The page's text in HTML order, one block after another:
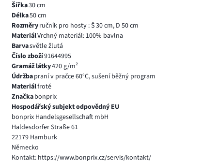
Šířka30 cm
Délka50 cm
Rozměryručník pro hosty : Š 30 cm, D 50 cm
MateriálVrchný materiál: 100% bavlna
Barvasvětle žlutá
Číslo zboží91644995
Gramáž látky420 g/m²
Údržbapraní v pračce 60°C, sušení běžný program
Materiálfroté
Značkabonprix
Hospodářský subjekt odpovědný EU
bonprix Handelsgesellschaft mbH
Haldesdorfer Straße 61
22179 Hamburk
Německo
Kontakt: https://www.bonprix.cz/servis/kontakt/